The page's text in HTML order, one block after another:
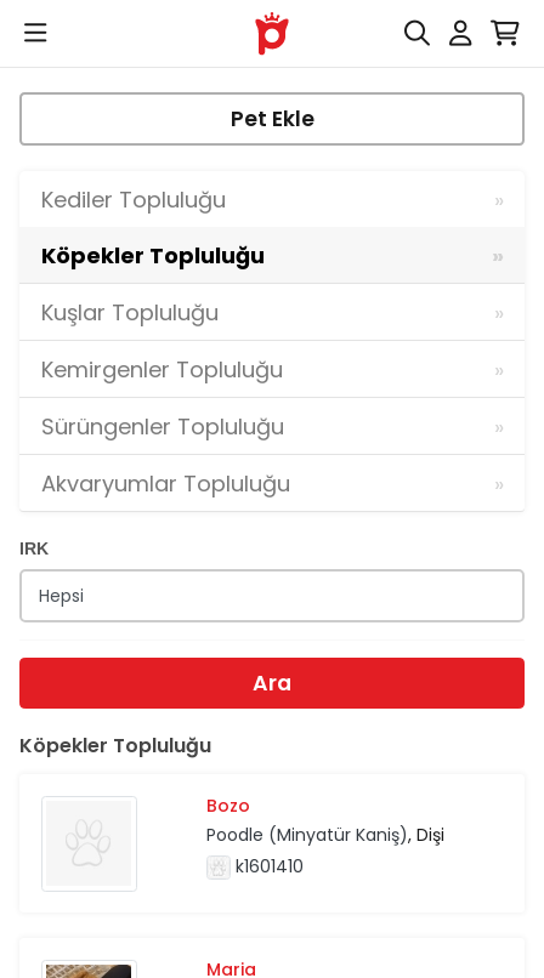
Pet Ekle
Kediler Topluluğu
Köpekler Topluluğu
Kuşlar Topluluğu
Kemirgenler Topluluğu
Sürüngenler Topluluğu
Akvaryumlar Topluluğu
IRK
Ara
Köpekler Topluluğu
Bozo
Poodle (Minyatür Kaniş), Dişi
k1601410
Maria